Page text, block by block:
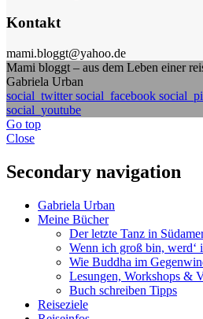
Kontakt
mami.bloggt@yahoo.de
Mami bloggt – aus dem Leben einer
Gabriela Urban
social_twittersocial_facebook
social_youtube
Go top
Close
Secondary navigation
Gabriela Urban
Meine Bücher
Der letzte Tanz in
Wenn ich groß bin, werd‘
Wie Buddha im
Lesungen, Workshops &
Buch schreiben Tipps
Reiseziele